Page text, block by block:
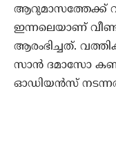
ആറുമാസത്തേക്ക്
ഇന്നലെയാണ്
ആരംഭിച്ചത്.
സാന്‍ ദമാസോ
ഓഡിയന്‍സ്